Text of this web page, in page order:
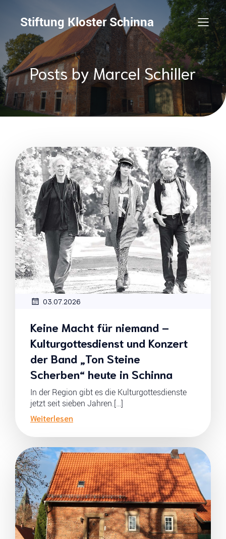
Stiftung Kloster Schinna
Posts byMarcel Schiller
03.07.2026
Keine Macht für niemand –
Kulturgottesdienst und Konzert
der Band „Ton Steine
Scherben“ heute in Schinna
In der Region gibt es die Kulturgottesdienste
jetzt seit sieben Jahren.[…]
Weiterlesen